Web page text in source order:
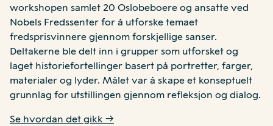
workshopen samlet 20 Oslobeboere og ansatte ved
Nobels Fredssenter for å utforske temaet
fredsprisvinnere gjennom forskjellige sanser.
Deltakerne ble delt inn i grupper som utforsket og
laget historiefortellinger basert på portretter, farger,
materialer og lyder. Målet var å skape et konseptuelt
grunnlag for utstillingen gjennom refleksjon og dialog.
Se hvordan det gikk →